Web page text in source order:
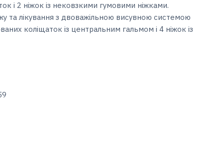
і 2 ніжок із нековзкими гумовими ніжками.
та лікування з двоважільною висувною системою
коліщаток із центральним гальмом і 4 ніжок із